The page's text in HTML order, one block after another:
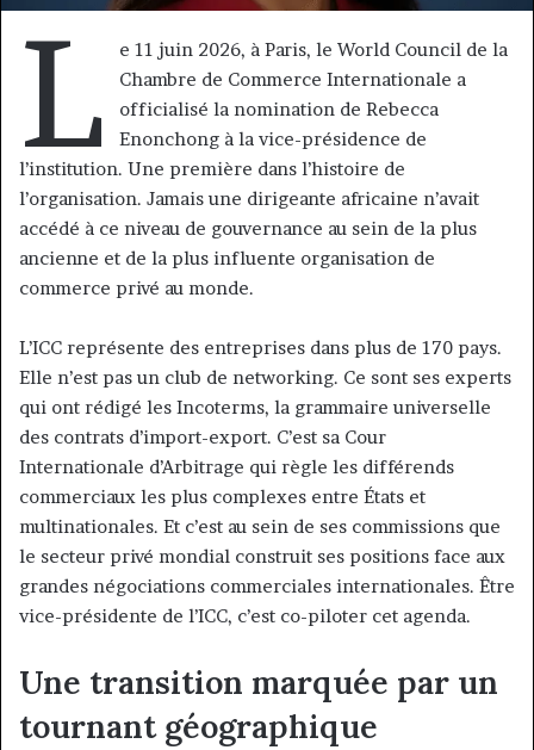
L
e 11 juin 2026, à Paris, le World Council de la
Chambre de Commerce Internationale a
officialisé la nomination de Rebecca
Enonchong à la vice-présidence de
l’institution. Une première dans l’histoire de
l’organisation. Jamais une dirigeante africaine n’avait
accédé à ce niveau de gouvernance au sein de la plus
ancienne et de la plus influente organisation de
commerce privé au monde.
L’ICC représente des entreprises dans plus de 170 pays.
Elle n’est pas un club de networking. Ce sont ses experts
qui ont rédigé les Incoterms, la grammaire universelle
des contrats d’import-export. C’est sa Cour
Internationale d’Arbitrage qui règle les différends
commerciaux les plus complexes entre États et
multinationales. Et c’est au sein de ses commissions que
le secteur privé mondial construit ses positions face aux
grandes négociations commerciales internationales. Être
vice-présidente de l’ICC, c’est co-piloter cet agenda.
Une transition marquée par un
tournant géographique